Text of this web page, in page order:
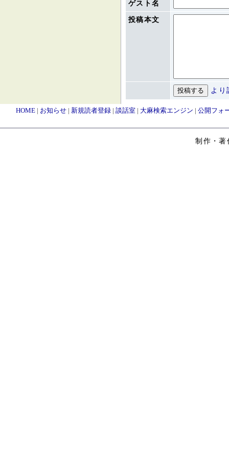
ゲスト名
投稿本文
より
HOME | お知らせ | 新規読者登録 | 談話室 | 大麻検索エンジン | 公開フォ
制作・